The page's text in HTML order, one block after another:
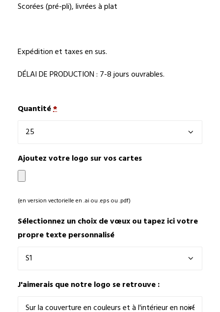
Scorées (pré-pli), livrées à plat
Expédition et taxes en sus.
DÉLAI DE PRODUCTION : 7-8 jours ouvrables.
Quantité*
Ajoutez votre logo sur vos cartes
(en version vectorielle en .ai ou .eps ou .pdf)
Sélectionnez un choix de vœux ou tapez ici votre
propre texte personnalisé
J'aimerais que notre logo se retrouve :